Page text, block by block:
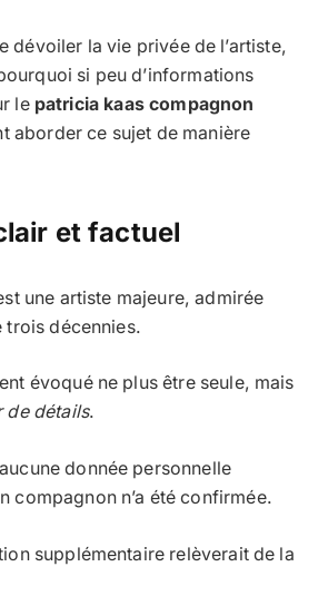
dévoiler la vie privée de l’artiste,
si peu d’informations
le patricia kaas compagnon
aborder ce sujet de manière
et factuel
une artiste majeure, admirée
trois décennies.
évoqué ne plus être seule, mais
de détails.
donnée personnelle
compagnon n’a été confirmée.
supplémentaire relèverait de la